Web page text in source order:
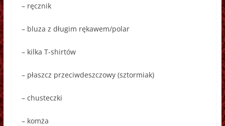
– ręcznik
– bluza z długim rękawem/polar
– kilka T-shirtów
– płaszcz przeciwdeszczowy (sztormiak)
– chusteczki
– komża